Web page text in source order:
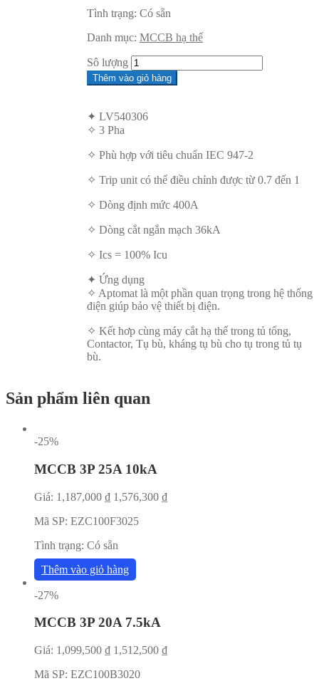
Tình trạng: Có sẵn
Danh mục: MCCB hạ thế
Sô lượng
Thêm vào giỏ hàng
✦ LV540306
✧ 3 Pha
✧ Phù hợp với tiêu chuẩn IEC 947-2
✧ Trip unit có thể điều chỉnh được từ 0.7 đến 1
✧ Dòng định mức 400A
✧ Dòng cắt ngắn mạch 36kA
✧ Ics = 100% Icu
✦ Ứng dụng
✧ Aptomat là một phần quan trọng trong hệ thống
điện giúp bảo vệ thiết bị điện.
✧ Kết hơp cùng máy cắt hạ thế trong tủ tổng,
Contactor, Tụ bù, kháng tụ bù cho tụ trong tủ tụ
bù.
Sản phẩm liên quan
-25%
MCCB 3P 25A 10kA
Giá: 1,187,000 ₫ 1,576,300 ₫
Mã SP: EZC100F3025
Tình trạng: Có sẵn
Thêm vào giỏ hàng
-27%
MCCB 3P 20A 7.5kA
Giá: 1,099,500 ₫ 1,512,500 ₫
Mã SP: EZC100B3020